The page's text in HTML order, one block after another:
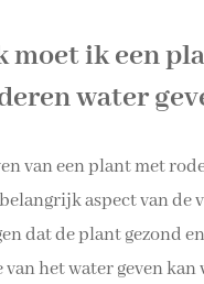
moet ik een
water
van een plant met
aspect van de
dat de plant gezond
het water geven kan